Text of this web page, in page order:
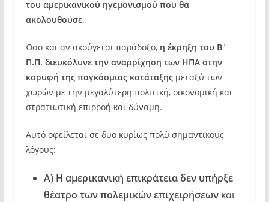
του αμερικανικού ηγεμονισμού που θα
ακολουθούσε.
Όσο και αν ακούγεται παράδοξο, η έκρηξη του Β΄
Π.Π. διευκόλυνε την αναρρίχηση των ΗΠΑ στην
κορυφή της παγκόσμιας κατάταξηςμεταξύ των
χωρών με την μεγαλύτερη πολιτική, οικονομική και
στρατιωτική επιρροή και δύναμη.
Αυτό οφείλεται σε δύο κυρίως πολύ σημαντικούς
λόγους:
Α) Η αμερικανική επικράτεια δεν υπήρξε
θέατρο των πολεμικών επιχειρήσεωνκαι